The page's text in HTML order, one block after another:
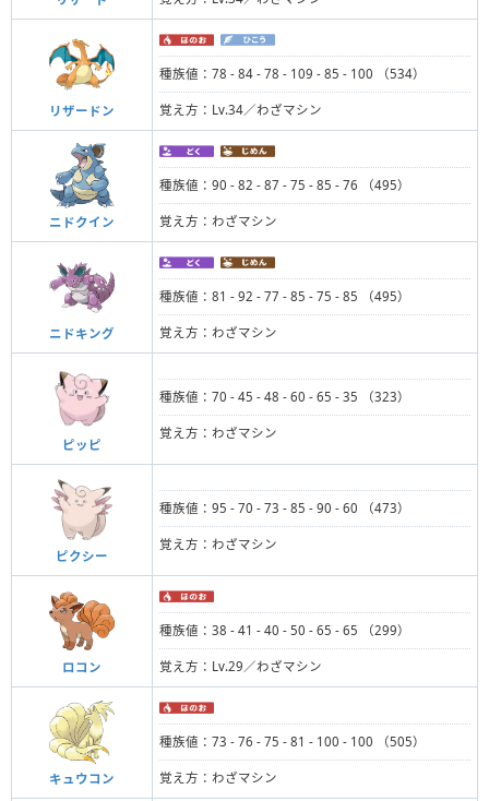
リザードン
種族値：78 - 84 - 78 - 109 - 85 - 100 （534）
覚え方：Lv.34／わざマシン
ニドクイン
種族値：90 - 82 - 87 - 75 - 85 - 76 （495）
覚え方：わざマシン
ニドキング
種族値：81 - 92 - 77 - 85 - 75 - 85 （495）
覚え方：わざマシン
ピッピ
種族値：70 - 45 - 48 - 60 - 65 - 35 （323）
覚え方：わざマシン
ピクシー
種族値：95 - 70 - 73 - 85 - 90 - 60 （473）
覚え方：わざマシン
ロコン
種族値：38 - 41 - 40 - 50 - 65 - 65 （299）
覚え方：Lv.29／わざマシン
キュウコン
種族値：73 - 76 - 75 - 81 - 100 - 100 （505）
覚え方：わざマシン